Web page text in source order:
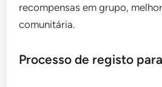
recompensas em grupo,
comunitária.
Processo de registo